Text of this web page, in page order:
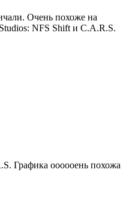
Очень похоже на
NFS Shift и C.A.R.S.
Графика оооооень похожа